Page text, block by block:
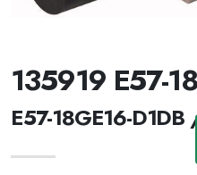
135919 E57-
E57-18GE16-